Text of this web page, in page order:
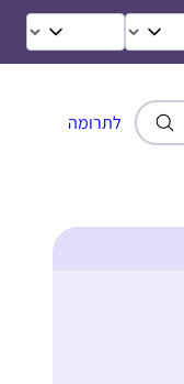
לתרומה